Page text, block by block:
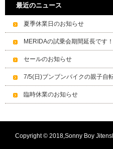
最近のニュース
夏季休業日のお知らせ
MERIDAの試乗会期間延長です！
セールのお知らせ
7/5(日)ブンブンバイクの親子自
臨時休業のお知らせ
Copyright © 2018,Sonny Boy